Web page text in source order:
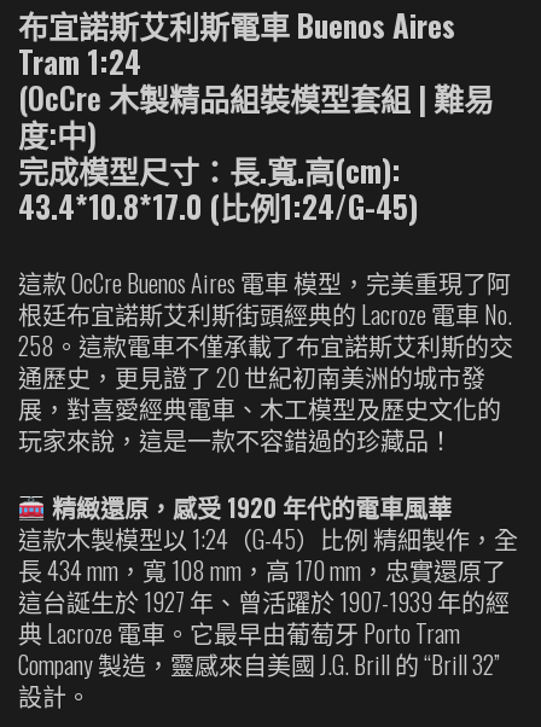
布宜諾斯艾利斯電車 Buenos Aires
Tram 1:24
(OcCre 木製精品組裝模型套組 | 難易
度:中)
完成模型尺寸：長.寬.高(cm):
43.4*10.8*17.0 (比例1:24/G-45)
這款 OcCre Buenos Aires 電車 模型，完美重現了阿
根廷布宜諾斯艾利斯街頭經典的 Lacroze 電車 No.
258。這款電車不僅承載了布宜諾斯艾利斯的交
通歷史，更見證了 20 世紀初南美洲的城市發
展，對喜愛經典電車、木工模型及歷史文化的
玩家來說，這是一款不容錯過的珍藏品！
精緻還原，感受 1920 年代的電車風華
這款木製模型以 1:24（G-45）比例 精細製作，全
長 434 mm，寬 108 mm，高 170 mm，忠實還原了
這台誕生於 1927 年、曾活躍於 1907-1939 年的經
典 Lacroze 電車。它最早由葡萄牙 Porto Tram
Company 製造，靈感來自美國 J.G. Brill 的 “Brill 32”
設計。